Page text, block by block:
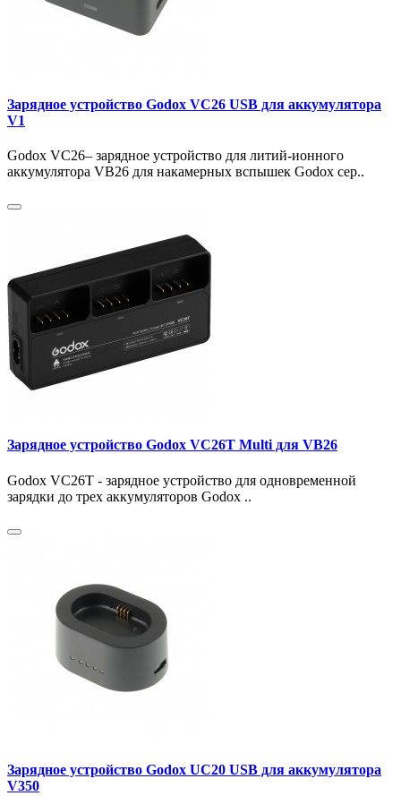
Зарядное устройство Godox VC26 USB для аккумулятора
V1
Godox VC26– зарядное устройство для литий-ионного
аккумулятора VB26 для накамерных вспышек Godox сер..
Зарядное устройство Godox VC26T Multi для VB26
Godox VC26T - зарядное устройство для одновременной
зарядки до трех аккумуляторов Godox ..
Зарядное устройство Godox UC20 USB для аккумулятора
V350